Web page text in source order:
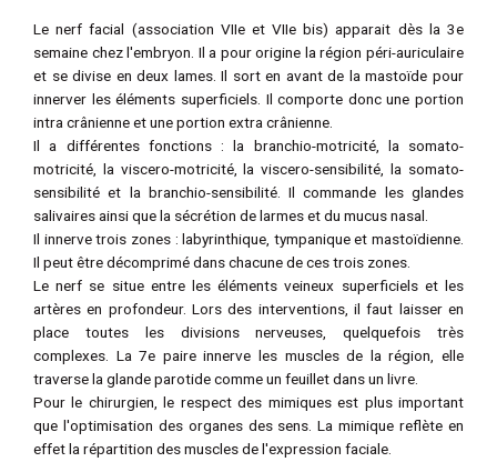
Le nerf facial (association VIIe et VIIe bis) apparait dès la 3e
semaine chez l'embryon. Il a pour origine la région péri-auriculaire
et se divise en deux lames. Il sort en avant de la mastoïde pour
innerver les éléments superficiels. Il comporte donc une portion
intra crânienne et une portion extra crânienne.
Il a différentes fonctions : la branchio-motricité, la somato-
motricité, la viscero-motricité, la viscero-sensibilité, la somato-
sensibilité et la branchio-sensibilité. Il commande les glandes
salivaires ainsi que la sécrétion de larmes et du mucus nasal.
Il innerve trois zones : labyrinthique, tympanique et mastoïdienne.
Il peut être décomprimé dans chacune de ces trois zones.
Le nerf se situe entre les éléments veineux superficiels et les
artères en profondeur. Lors des interventions, il faut laisser en
place toutes les divisions nerveuses, quelquefois très
complexes. La 7e paire innerve les muscles de la région, elle
traverse la glande parotide comme un feuillet dans un livre.
Pour le chirurgien, le respect des mimiques est plus important
que l'optimisation des organes des sens. La mimique reflète en
effet la répartition des muscles de l'expression faciale.